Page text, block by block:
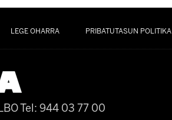
LEGE OHARRA PRIBATUTASUN POLITIKA
Tel: 944 03 77 00